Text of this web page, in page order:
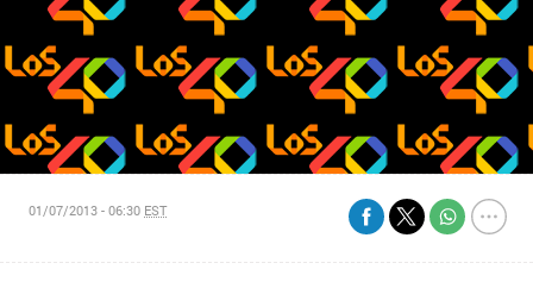
01/07/2013 - 06:30 EST